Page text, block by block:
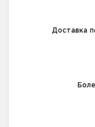
Доставка